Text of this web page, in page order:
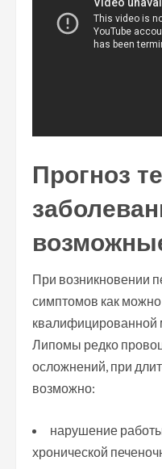
Прогноз
При возникновении
симптомов как
Липомы редко
осложнений, при
возможно:
нарушение
хронической